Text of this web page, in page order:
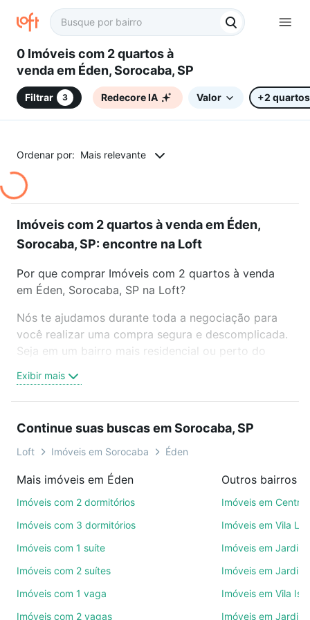
0 Imóveis com 2 quartos à
venda em Éden, Sorocaba, SP
Filtrar 3 Redecore IA Valor +2 quartos
Ordenar por: Mais relevante
Imóveis com 2 quartos à venda em Éden,
Sorocaba, SP: encontre na Loft
Por que comprar Imóveis com 2 quartos à venda
em Éden, Sorocaba, SP na Loft?
Nós te ajudamos durante toda a negociação para
você realizar uma compra segura e descomplicada.
Seja em um bairro mais residencial ou perto do
oferta ideal de Imóveis com 2 quartos à venda em
Éden, Sorocaba, SP para conquistar seu sonho.
é grátis, sem compromisso e você ainda conta com
mais de 46 mil corretores e imobiliárias te ajudando
Como escolher um imóvel?
Use barra de busca no topo para pesquisar por
também pode usar os filtros como quantidade de
quartos, suítes, com ou sem vaga de garagem para
combinar perfeitamente com o preço, metragem e
Exibir mais
Continue suas buscas em Sorocaba, SP
Loft Imóveis em Sorocaba Éden
Mais imóveis em Éden
Imóveis com 2 dormitórios
Imóveis com 3 dormitórios
Imóveis com 1 suíte
Imóveis com 2 suítes
Imóveis com 1 vaga
Imóveis com 2 vagas
Outros bairros
Imóveis em Centro
Imóveis em Vila
Imóveis em Jardim
Imóveis em Jardim
Imóveis em Vila
Imóveis em Jardim